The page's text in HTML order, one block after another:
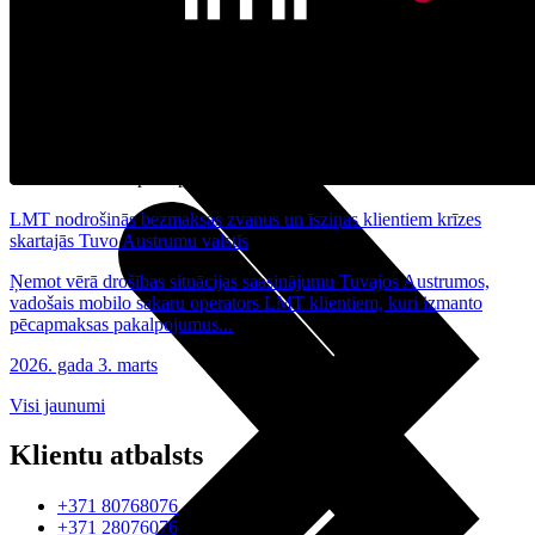
LMT nodrošinās bezmaksas zvanus un īsziņas klientiem krīzes
skartajās Tuvo Austrumu valstīs
Ņemot vērā drošības situācijas saasinājumu Tuvajos Austrumos,
vadošais mobilo sakaru operators LMT klientiem, kuri izmanto
pēcapmaksas pakalpojumus...
2026. gada 3. marts
Visi jaunumi
Klientu atbalsts
+371 80768076
+371 28076076